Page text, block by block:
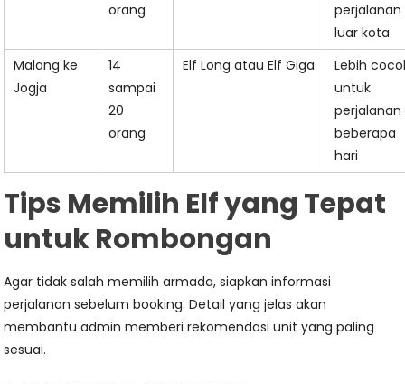
orang
perjalanan
luar kota
Malang ke
Jogja
14
sampai
20
orang
Elf Long atau Elf Giga
Lebih
untuk
perjalanan
beberapa
hari
Tips Memilih Elf yang Tepat
untuk Rombongan
Agar tidak salah memilih armada, siapkan informasi
perjalanan sebelum booking. Detail yang jelas akan
membantu admin memberi rekomendasi unit yang paling
sesuai.